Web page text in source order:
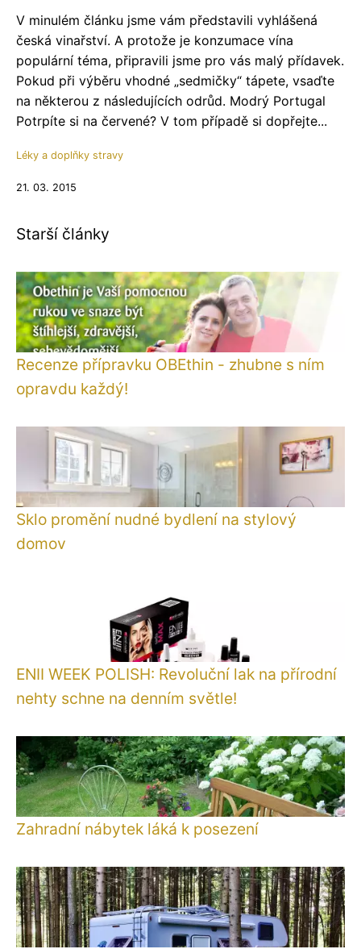
V minulém článku jsme vám představili vyhlášená
česká vinařství. A protože je konzumace vína
populární téma, připravili jsme pro vás malý přídavek.
Pokud při výběru vhodné „sedmičky“ tápete, vsaďte
na některou z následujících odrůd. Modrý Portugal
Potrpíte si na červené? V tom případě si dopřejte...
Léky a doplňky stravy
21. 03. 2015
Starší články
Recenze přípravku OBEthin - zhubne s ním
opravdu každý!
Sklo promění nudné bydlení na stylový
domov
ENII WEEK POLISH: Revoluční lak na přírodní
nehty schne na denním světle!
Zahradní nábytek láká k posezení